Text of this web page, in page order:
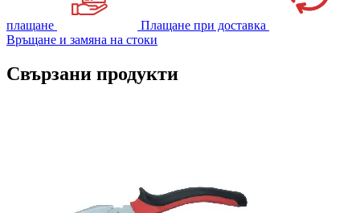
плащане
Плащане при доставка
Връщане и замяна на стоки
Свързани продукти